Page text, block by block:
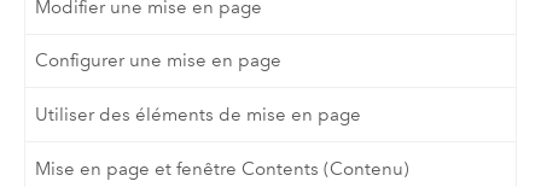
Modifier une mise en page
Configurer une mise en page
Utiliser des éléments de mise en page
Mise en page et fenêtre Contents (Contenu)